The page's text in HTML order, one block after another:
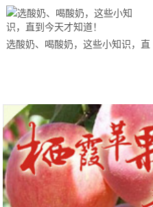
选酸奶、喝酸奶，这些小知识，直